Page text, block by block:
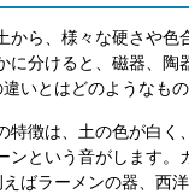
から、様々な硬さや色
に分けると、磁器、陶
いとはどのようなもの
特徴は、土の色が白く
ンという音がします。
ばラーメンの器、西